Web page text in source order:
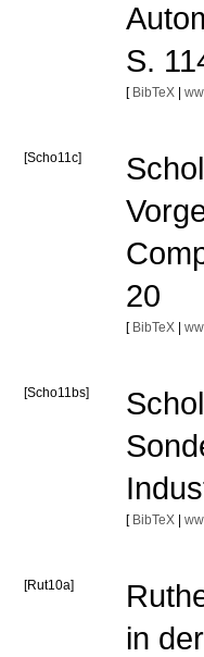
S.
[ BibTeX|
[Scho11c]
20
[ BibTeX|
[Scho11bs]
[ BibTeX|
[Rut10a]
in